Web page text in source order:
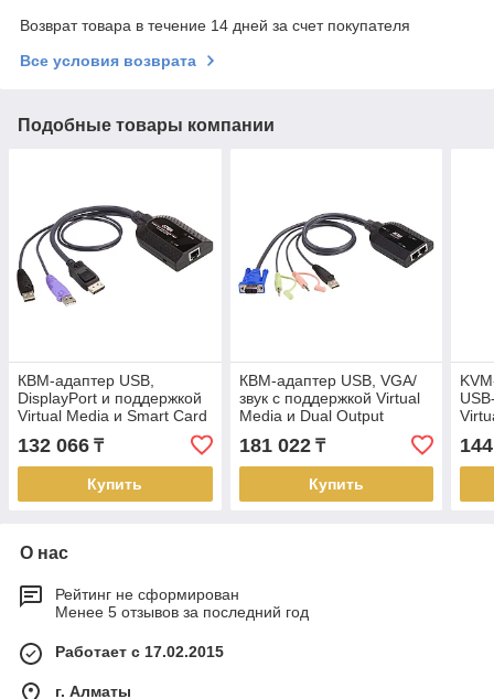
Возврат товара в течение 14 дней за счет покупателя
Все условия возврата
Подобные товары компании
КВМ-адаптер USB,
DisplayPort и поддержкой
Virtual Media и Smart Card
132 066 ₸
Купить
КВМ-адаптер USB, VGA/
звук с поддержкой Virtual
Media и Dual Output
181 022₸
Купить
О нас
Рейтинг не сформирован
Менее 5 отзывов за последний год
Работает с 17.02.2015
г. Алматы